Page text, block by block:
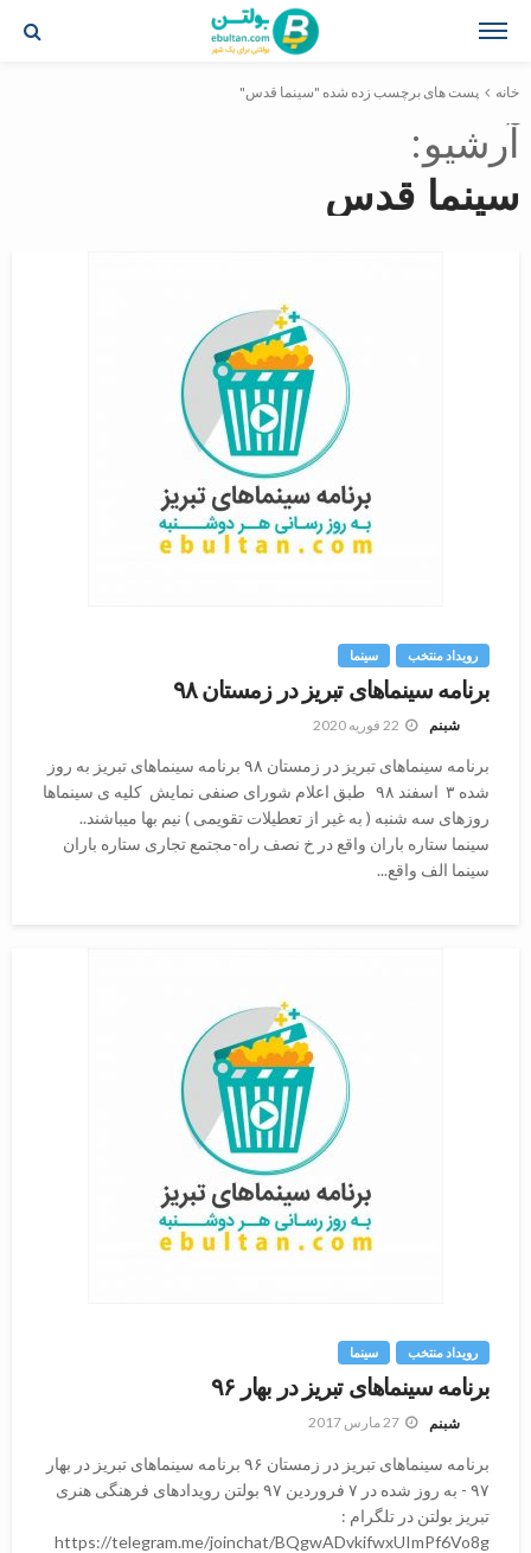
خانه پست های برچسب زده شده "سینما قدس"
آرشیو
سینما قدس
رویداد منتخب سینما
برنامه سینماهای تبریز در زمستان ۹۸
شبنم 22 فوریه 2020
برنامه سینماهای تبریز در زمستان ۹۸ برنامه سینماهای تبریز به روز
شده ۳ اسفند ۹۸ طبق اعلام شورای صنفی نمایش کلیه ی سینماها
روزهای سه شنبه ( به غیر از تعطیلات تقویمی ) نیم بها میباشند..
سینما ستاره باران واقع در خ نصف راه-مجتمع تجاری ستاره باران
سینما الف واقع...
رویداد منتخب سینما
برنامه سینماهای تبریز در بهار ۹۶
شبنم 27 مارس 2017
برنامه سینماهای تبریز در زمستان ۹۶ برنامه سینماهای تبریز در بهار
۹۷ - به روز شده در ۷ فروردین ۹۷ بولتن رویدادهای فرهنگی هنری
تبریز بولتن در تلگرام :
https://telegram.me/joinchat/BQgwADvkifwxUImPf6Vo8g